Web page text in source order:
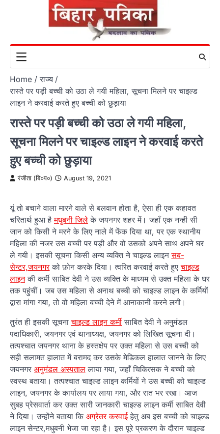
Home
राज्य
रास्ते पर पड़ी बच्ची को उठा ले गयी महिला, सूचना मिलने पर चाइल्ड
लाइन ने करवाई करते हुए बच्ची को छुड़ाया
रास्ते पर पड़ी बच्ची को उठा ले गयी महिला,
सूचना मिलने पर चाइल्ड लाइन ने करवाई करते
हुए बच्ची को छुड़ाया
रंजीता (बि०प०) August 19, 2021
यूं तो बचाने वाला मारने वाले से बलवान होता है, ऐसा ही एक कहावत
चरितार्थ हुआ हैमधुबनी जिले के जयनगर शहर में। जहाँ एक नन्ही सी
जान को किसी ने मरने के लिए नाले में फेंक दिया था, पर एक स्थानीय
महिला की नजर उस बच्ची पर पड़ी और वो उसको अपने साथ अपने घर
ले गयी। इसकी सूचना किसी अन्य व्यक्ति ने चाइल्ड लाइनसब-
सेन्टर,जयनगरको फ़ोन करके दिया। त्वरित करवाई करते हुएचाइल्ड
लाइनकी कर्मी साबित देवी ने उस व्यक्ति के माध्यम से उक्त महिला के घर
तक पहुंचीं। जब उस महिला से अनाथ बच्ची को चाइल्ड लाइन के कर्मियों
द्वारा मांगा गया, तो वो महिला बच्ची देने में आनाकानी करने लगी।
तुरंत ही इसकी सूचनाचाइल्ड लाइन कर्मी साबित देवी ने अनुमंडल
पदाधिकारी, जयनगर एवं थानाध्यक्ष, जयनगर को लिखित सूचना दी।
तत्पश्चात जयनगर थाना के हस्तक्षेप पर उक्त महिला से उस बच्ची को
सही सलामत हालात में बरामद कर उसके मेडिकल हालात जानने के लिए
जयनगर अनुमंडल अस्पताल लाया गया, जहाँ चिकित्सक ने बच्ची को
स्वस्थ बताया। तत्पश्चात चाइल्ड लाइन कर्मियों ने उस बच्ची को चाइल्ड
लाइन, जयनगर के कार्यालय पर लाया गया, और रात भर रखा। आज
सुबह प्रेसवार्ता कर उक्त सारी जानकारी चाइल्ड लाइन कर्मी साबित देवी
ने दिया। उन्होंने बताया कि अग्रेतर करवाईहेतु अब इस बच्ची को चाइल्ड
लाइन सेन्टर,मधुबनी भेजा जा रहा है। इस पूरे प्रकरण के दौरान चाइल्ड